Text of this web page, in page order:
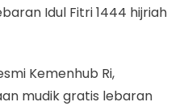
Idul Fitri 1444 hijriah
Kemenhub Ri,
mudik gratis lebaran